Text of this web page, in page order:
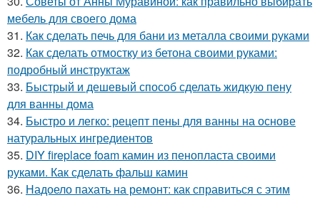
мебель для своего дома
31. Как сделать печь для бани из металла своими руками
32. Как сделать отмостку из бетона своими руками:
подробный инструктаж
33. Быстрый и дешевый способ сделать жидкую пену
для ванны дома
34. Быстро и легко: рецепт пены для ванны на основе
натуральных ингредиентов
35. DIY fireplace foam камин из пенопласта своими
руками. Как сделать фальш камин
36. Надоело пахать на ремонт: как справиться с этим